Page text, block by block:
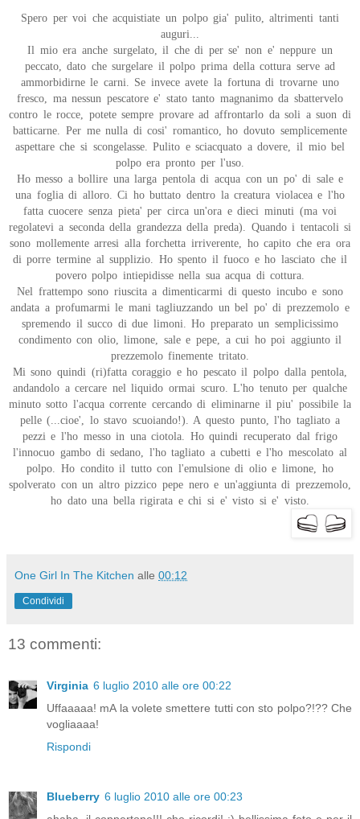
Spero per voi che acquistiate un polpo gia' pulito, altrimenti tanti
auguri...
Il mio era anche surgelato, il che di per se' non e' neppure un
peccato, dato che surgelare il polpo prima della cottura serve ad
ammorbidirne le carni. Se invece avete la fortuna di trovarne uno
fresco, ma nessun pescatore e' stato tanto magnanimo da sbattervelo
contro le rocce, potete sempre provare ad affrontarlo da soli a suon di
batticarne. Per me nulla di cosi' romantico, ho dovuto semplicemente
aspettare che si scongelasse. Pulito e sciacquato a dovere, il mio bel
polpo era pronto per l'uso.
Ho messo a bollire una larga pentola di acqua con un po' di sale e
una foglia di alloro. Ci ho buttato dentro la creatura violacea e l'ho
fatta cuocere senza pieta' per circa un'ora e dieci minuti (ma voi
regolatevi a seconda della grandezza della preda). Quando i tentacoli si
sono mollemente arresi alla forchetta irriverente, ho capito che era ora
di porre termine al supplizio. Ho spento il fuoco e ho lasciato che il
povero polpo intiepidisse nella sua acqua di cottura.
Nel frattempo sono riuscita a dimenticarmi di questo incubo e sono
andata a profumarmi le mani tagliuzzando un bel po' di prezzemolo e
spremendo il succo di due limoni. Ho preparato un semplicissimo
condimento con olio, limone, sale e pepe, a cui ho poi aggiunto il
prezzemolo finemente tritato.
Mi sono quindi (ri)fatta coraggio e ho pescato il polpo dalla pentola,
andandolo a cercare nel liquido ormai scuro. L'ho tenuto per qualche
minuto sotto l'acqua corrente cercando di eliminarne il piu' possibile la
pelle (...cioe', lo stavo scuoiando!). A questo punto, l'ho tagliato a
pezzi e l'ho messo in una ciotola. Ho quindi recuperato dal frigo
l'innocuo gambo di sedano, l'ho tagliato a cubetti e l'ho mescolato al
polpo. Ho condito il tutto con l'emulsione di olio e limone, ho
spolverato con un altro pizzico pepe nero e un'aggiunta di prezzemolo,
ho dato una bella rigirata e chi si e' visto si e' visto.
One Girl In The Kitchen alle 00:12
Condividi
13 commenti:
Virginia 6 luglio 2010 alle ore 00:22
Uffaaaaa! mA la volete smettere tutti con sto polpo?!?? Che
vogliaaaa!
Rispondi
Blueberry 6 luglio 2010 alle ore 00:23